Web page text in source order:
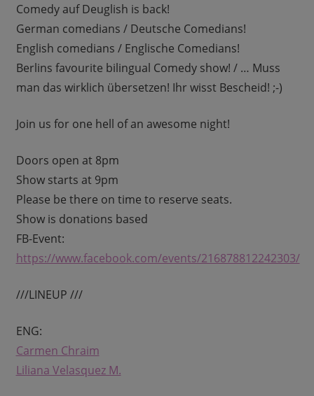
Comedy auf Deuglish is back!
German comedians / Deutsche Comedians!
English comedians / Englische Comedians!
Berlins favourite bilingual Comedy show! / … Muss
man das wirklich übersetzen! Ihr wisst Bescheid! ;-)
Join us for one hell of an awesome night!
Doors open at 8pm
Show starts at 9pm
Please be there on time to reserve seats.
Show is donations based
FB-Event:
https://www.facebook.com/events/216878812242303/
///LINEUP ///
ENG:
Carmen Chraim
Liliana Velasquez M.